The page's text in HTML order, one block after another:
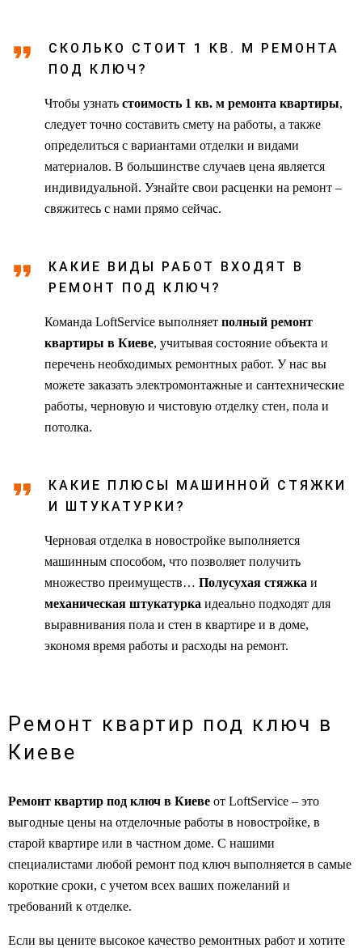
СКОЛЬКО СТОИТ 1 КВ. М РЕМОНТА
ПОД КЛЮЧ?
Чтобы узнать стоимость 1 кв. м ремонта квартиры,
следует точно составить смету на работы, а также
определиться с вариантами отделки и видами
материалов. В большинстве случаев цена является
индивидуальной. Узнайте свои расценки на ремонт –
свяжитесь с нами прямо сейчас.
КАКИЕ ВИДЫ РАБОТ ВХОДЯТ В
РЕМОНТ ПОД КЛЮЧ?
Команда LoftService выполняет полный ремонт
квартиры в Киеве, учитывая состояние объекта и
перечень необходимых ремонтных работ. У нас вы
можете заказать электромонтажные и сантехнические
работы, черновую и чистовую отделку стен, пола и
потолка.
КАКИЕ ПЛЮСЫ МАШИННОЙ СТЯЖКИ
И ШТУКАТУРКИ?
Черновая отделка в новостройке выполняется
машинным способом, что позволяет получить
множество преимуществ… Полусухая стяжка и
механическая штукатурка идеально подходят для
выравнивания пола и стен в квартире и в доме,
экономя время работы и расходы на ремонт.
Ремонт квартир под ключ в
Киеве
Ремонт квартир под ключ в Киеве от LoftService – это
выгодные цены на отделочные работы в новостройке, в
старой квартире или в частном доме. С нашими
специалистами любой ремонт под ключ выполняется в самые
короткие сроки, с учетом всех ваших пожеланий и
требований к отделке.
Если вы цените высокое качество ремонтных работ и хотите